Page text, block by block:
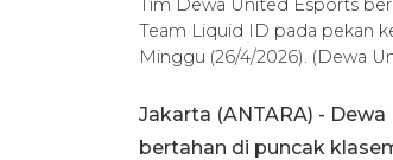
Tim Dewa United Esports
Team Liquid ID pada pekan
Minggu (26/4/2026). (Dewa
Jakarta (ANTARA) -
bertahan di puncak